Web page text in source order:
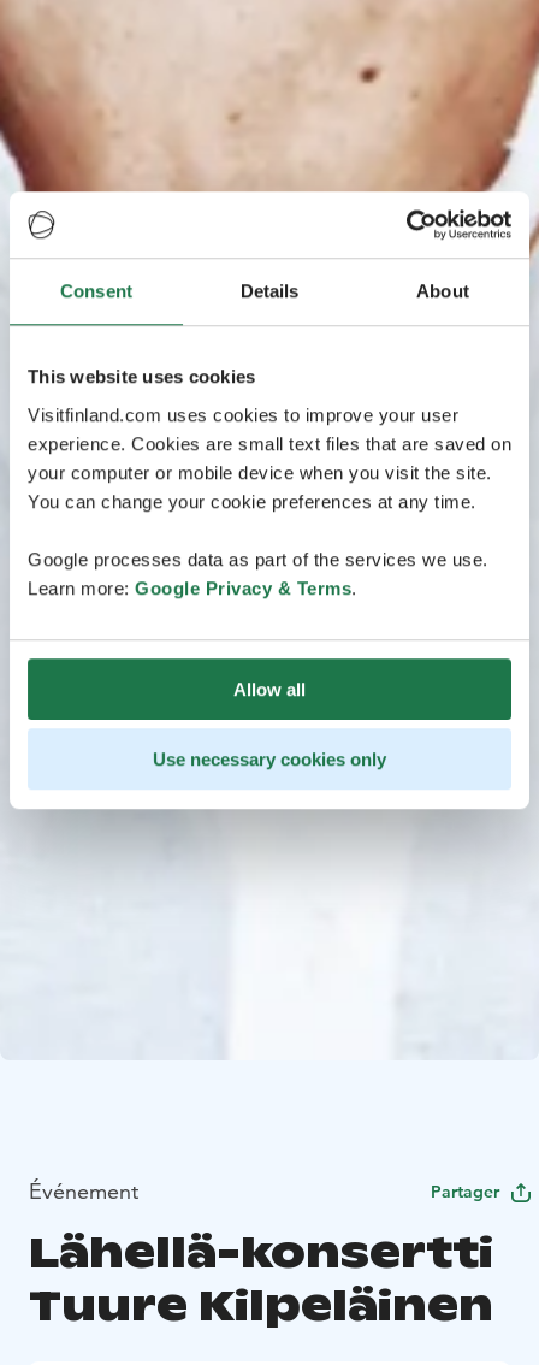
Consent Details About
This website uses cookies
Visitfinland.com uses cookies to improve your user
experience. Cookies are small text files that are saved on
your computer or mobile device when you visit the site.
You can change your cookie preferences at any time.
Google processes data as part of the services we use.
Learn more: Google Privacy & Terms.
Allow all
Use necessary cookies only
Événement Partager
Lähellä-konsertti
Tuure Kilpeläinen